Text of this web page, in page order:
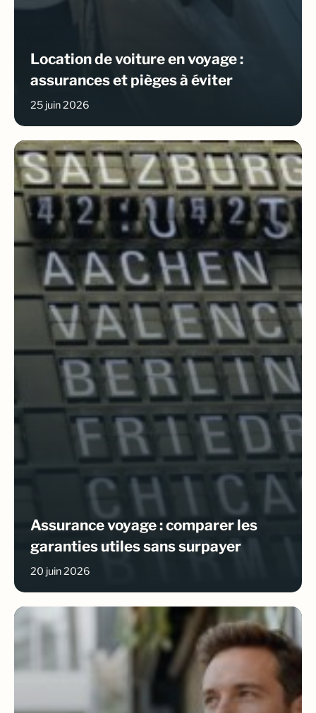
Location de voiture en voyage :
assurances et pièges à éviter
25 juin 2026
Assurance voyage : comparer les
garanties utiles sans surpayer
20 juin 2026